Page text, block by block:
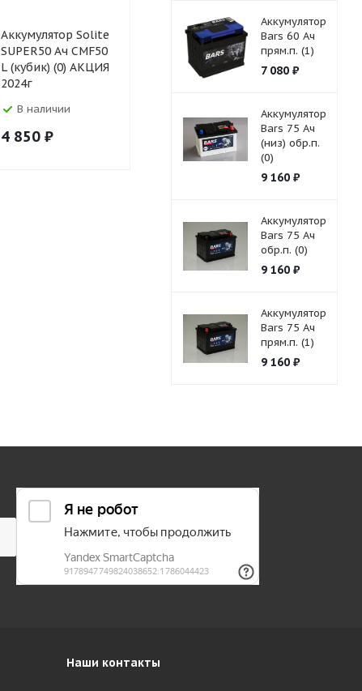
Аккумулятор Solite
SUPER50 Ач CMF50
L (кубик) (0) АКЦИЯ
2024г
В наличии
4 850 ₽
Аккумулятор
Element ASIA 50
Ач (60B24L) обр.п.
₽
Element
В
5 600
Аккумулятор
Bars 60 Ач
прям.п. (1)
7 080₽
Аккумулятор
Bars 75 Ач
(низ) обр.п.
(0)
9 160₽
Аккумулятор
Bars 75 Ач
обр.п. (0)
9 160₽
Аккумулятор
Bars 75 Ач
прям.п. (1)
9 160₽
Наши контакты